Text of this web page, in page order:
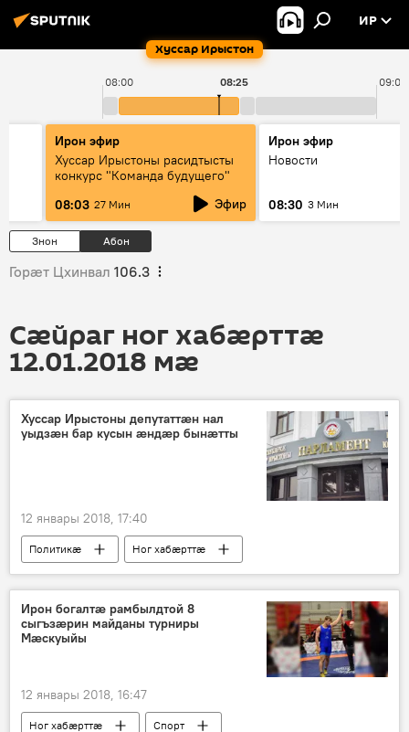
Хуссар Ирыстон
ИР
08:00 09:00
08:25
Ирон эфир
Хуссар Ирыстоны расидтысты
конкурс "Команда будущего"
08:03 27 Мин Эфир
Ирон эфир
Новости
08:30 3 Мин
Знон Абон
Горӕт Цхинвал 106.3
Сӕйраг ног хабӕрттӕ
12.01.2018 мӕ
Хуссар Ирыстоны депутаттæн нал
уыдзæн бар кусын æндæр бынæтты
12 январы 2018, 17:40
Политикӕ
Ног хабӕрттӕ
Хуссар Ирыстоны
Ирон богалтæ рамбылдтой 8
сыгъзæрин майданы турниры
Мæскуыйы
12 январы 2018, 16:47
Ног хабӕрттӕ Спорт